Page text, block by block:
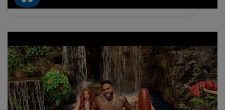
JASON DERULO - Want To Want Me